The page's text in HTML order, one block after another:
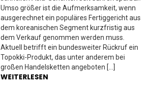
Umso größer ist die Aufmerksamkeit, wenn
ausgerechnet ein populäres Fertiggericht aus
dem koreanischen Segment kurzfristig aus
dem Verkauf genommen werden muss.
Aktuell betrifft ein bundesweiter Rückruf ein
Topokki-Produkt, das unter anderem bei
großen Handelsketten angeboten […]
WEITERLESEN